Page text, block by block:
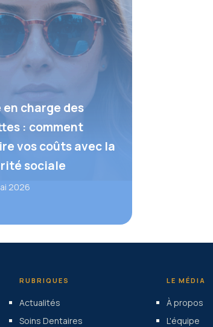
en charge des
: comment
vos coûts avec la
sociale
2026
RUBRIQUES
Actualités
Soins Dentaires
LE MÉDIA
À propos
L'équipe